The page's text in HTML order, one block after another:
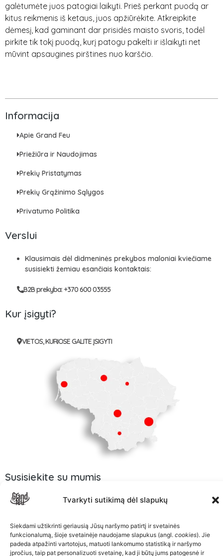
Tvarkyti sutikimą dėl slapukų
Siekdami užtikrinti geriausią Jūsų naršymo patirtį ir svetainės
funkcionalumą, šioje svetainėje naudojame slapukus (angl. cookies). Jie
padeda atpažinti vartotojus, matuoti lankomumo statistiką ir naršymo
įpročius, taip pat personalizuoti svetainę, kad ji būtų jums patogesnė ir
galėtumėte juos patogiai laikyti. Prieš perkant puodą ar
kitus reikmenis iš ketaus, juos apžiūrėkite. Atkreipkite
dėmesį, kad gaminant dar prisidės maisto svoris, todėl
pirkite tik tokį puodą, kurį patogu pakelti ir išlaikyti net
mūvint apsaugines pirštines nuo karščio.
Informacija
Apie Grand Feu
Priežiūra ir Naudojimas
Prekių Pristatymas
Prekių Grąžinimo Sąlygos
Privatumo Politika
Verslui
Klausimais dėl didmeninės prekybos maloniai kviečiame
susisiekti žemiau esančiais kontaktais:
B2B prekyba: +370 600 03555
Kur įsigyti?
VIETOS, KURIOSE GALITE ĮSIGYTI
Susisiekite su mumis
GRANDFEU.LT
Informacija: +370 683 35365